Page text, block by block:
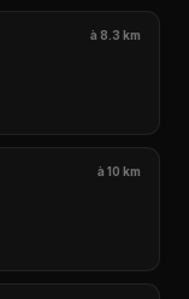
à 8.3 km
à 10 km